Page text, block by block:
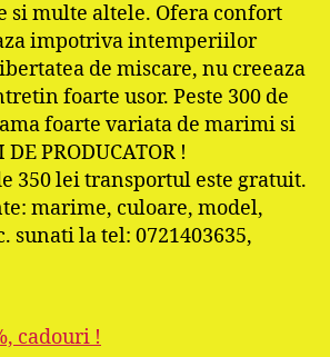
si multe altele. Ofera confort
impotriva intemperiilor
de miscare, nu creeaza
foarte usor. Peste 300 de
foarte variata de marimi si
PRODUCATOR !
350 lei transportul este gratuit.
marime, culoare, model,
sunati la tel: 0721403635,